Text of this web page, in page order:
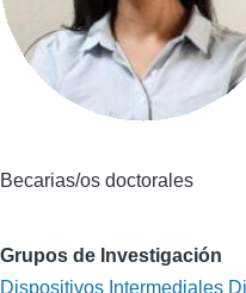
navegación
Becarias/os doctorales
Grupos de Investigación
Dispositivos Intermediales